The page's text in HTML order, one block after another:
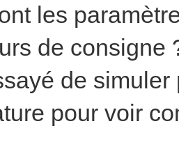
les
de consigne
de
pour voir